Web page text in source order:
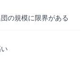
の規模に限界がある